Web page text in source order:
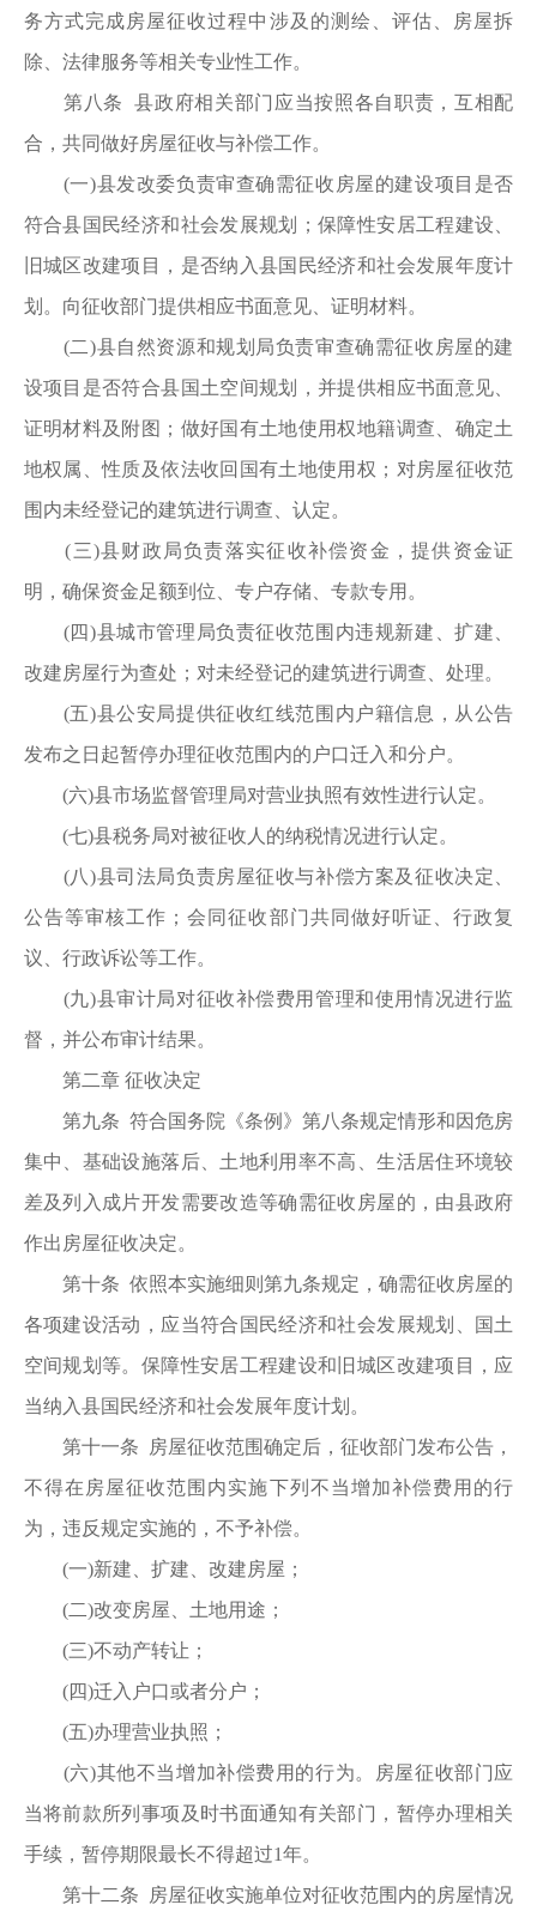
务方式完成房屋征收过程中涉及的测绘、评估、房屋拆
除、法律服务等相关专业性工作。
第八条 县政府相关部门应当按照各自职责，互相配
合，共同做好房屋征收与补偿工作。
(一)县发改委负责审查确需征收房屋的建设项目是否
符合县国民经济和社会发展规划；保障性安居工程建设、
旧城区改建项目，是否纳入县国民经济和社会发展年度计
划。向征收部门提供相应书面意见、证明材料。
(二)县自然资源和规划局负责审查确需征收房屋的建
设项目是否符合县国土空间规划，并提供相应书面意见、
证明材料及附图；做好国有土地使用权地籍调查、确定土
地权属、性质及依法收回国有土地使用权；对房屋征收范
围内未经登记的建筑进行调查、认定。
(三)县财政局负责落实征收补偿资金，提供资金证
明，确保资金足额到位、专户存储、专款专用。
(四)县城市管理局负责征收范围内违规新建、扩建、
改建房屋行为查处；对未经登记的建筑进行调查、处理。
(五)县公安局提供征收红线范围内户籍信息，从公告
发布之日起暂停办理征收范围内的户口迁入和分户。
(六)县市场监督管理局对营业执照有效性进行认定。
(七)县税务局对被征收人的纳税情况进行认定。
(八)县司法局负责房屋征收与补偿方案及征收决定、
公告等审核工作；会同征收部门共同做好听证、行政复
议、行政诉讼等工作。
(九)县审计局对征收补偿费用管理和使用情况进行监
督，并公布审计结果。
第二章 征收决定
第九条 符合国务院《条例》第八条规定情形和因危房
集中、基础设施落后、土地利用率不高、生活居住环境较
差及列入成片开发需要改造等确需征收房屋的，由县政府
作出房屋征收决定。
第十条 依照本实施细则第九条规定，确需征收房屋的
各项建设活动，应当符合国民经济和社会发展规划、国土
空间规划等。保障性安居工程建设和旧城区改建项目，应
当纳入县国民经济和社会发展年度计划。
第十一条 房屋征收范围确定后，征收部门发布公告，
不得在房屋征收范围内实施下列不当增加补偿费用的行
为，违反规定实施的，不予补偿。
(一)新建、扩建、改建房屋；
(二)改变房屋、土地用途；
(三)不动产转让；
(四)迁入户口或者分户；
(五)办理营业执照；
(六)其他不当增加补偿费用的行为。房屋征收部门应
当将前款所列事项及时书面通知有关部门，暂停办理相关
手续，暂停期限最长不得超过1年。
第十二条 房屋征收实施单位对征收范围内的房屋情况